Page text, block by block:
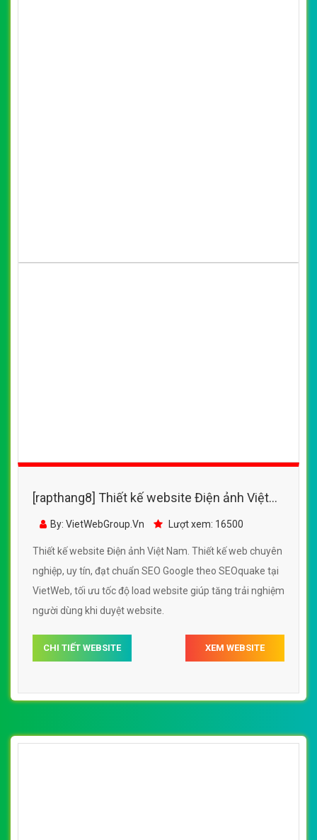
[rapthang8] Thiết kế website Điện ảnh Việt
Nam đẹp, chuyên nghiệp chuẩn SEO
By: VietWebGroup.Vn Lượt xem: 16500
Thiết kế website Điện ảnh Việt Nam. Thiết kế web chuyên
nghiệp, uy tín, đạt chuẩn SEO Google theo SEOquake tại
VietWeb, tối ưu tốc độ load website giúp tăng trải nghiệm
người dùng khi duyệt website.
CHI TIẾT WEBSITE XEM WEBSITE